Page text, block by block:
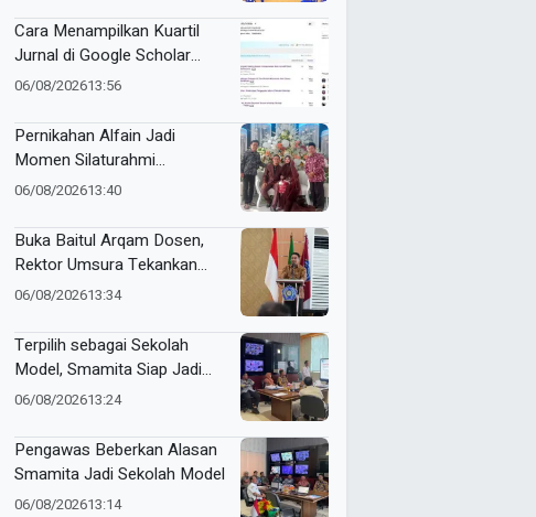
Biomassa Briqpress
Cara Menampilkan Kuartil
Jurnal di Google Scholar
Otomatis
06/08/202613:56
Pernikahan Alfain Jadi
Momen Silaturahmi
Wartawan Muhammadiyah
06/08/202613:40
Buka Baitul Arqam Dosen,
Rektor Umsura Tekankan
Integritas dan Nilai AIK
06/08/202613:34
Terpilih sebagai Sekolah
Model, Smamita Siap Jadi
Laboratorium Inovasi
06/08/202613:24
Pengawas Beberkan Alasan
Smamita Jadi Sekolah Model
06/08/202613:14